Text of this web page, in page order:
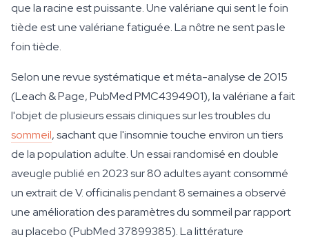
que la racine est puissante. Une valériane qui sent le foin
tiède est une valériane fatiguée. La nôtre ne sent pas le
foin tiède.
Selon une revue systématique et méta-analyse de 2015
(Leach & Page, PubMed PMC4394901), la valériane a fait
l'objet de plusieurs essais cliniques sur les troubles du
sommeil, sachant que l'insomnie touche environ un tiers
de la population adulte. Un essai randomisé en double
aveugle publié en 2023 sur 80 adultes ayant consommé
un extrait deV. officinalispendant 8 semaines a observé
une amélioration des paramètres du sommeil par rapport
au placebo (PubMed 37899385). La littérature